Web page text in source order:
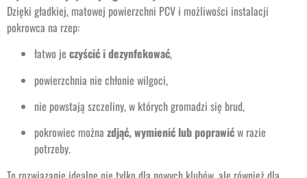
Dzięki gładkiej, matowej powierzchni PCV i możliwości instalacji
pokrowca na rzep:
łatwo je czyścić i dezynfekować,
powierzchnia nie chłonie wilgoci,
nie powstają szczeliny, w których gromadzi się brud,
pokrowiec można zdjąć, wymienić lub poprawićw razie
potrzeby.